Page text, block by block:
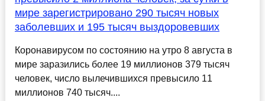
мире зарегистрировано 290 тысяч новых
заболевших и 195 тысяч выздоровевших
Коронавирусом по состоянию на утро 8 августа в
мире заразились более 19 миллионов 379 тысяч
человек, число вылечившихся превысило 11
миллионов 740 тысяч....